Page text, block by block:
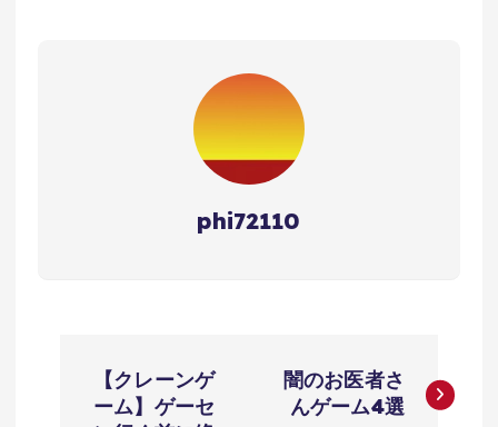
phi72110
【クレーンゲ
ーム】ゲーセ
闇のお医者さ
んゲーム4選